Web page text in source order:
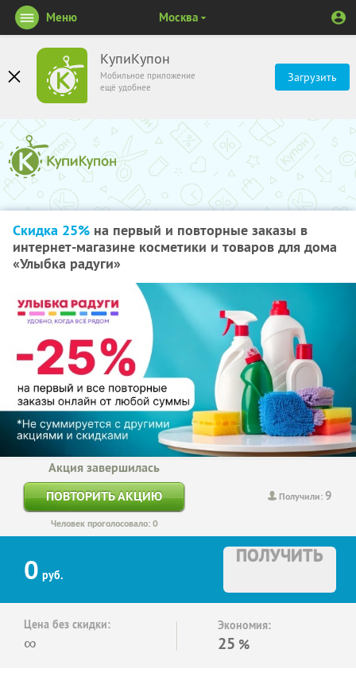
КупиКупон
Мобильное приложение
ещё удобнее
Загрузить
Меню Москва
Скидка 25% на первый и повторные заказы в
интернет-магазине косметики и товаров для дома
«Улыбка радуги»
Получили:9
Акция завершилась
ПОВТОРИТЬ АКЦИЮ
Человек проголосовало: 0
0 руб.
ПОЛУЧИТЬ
Цена без скидки:
∞
Экономия:
25 %